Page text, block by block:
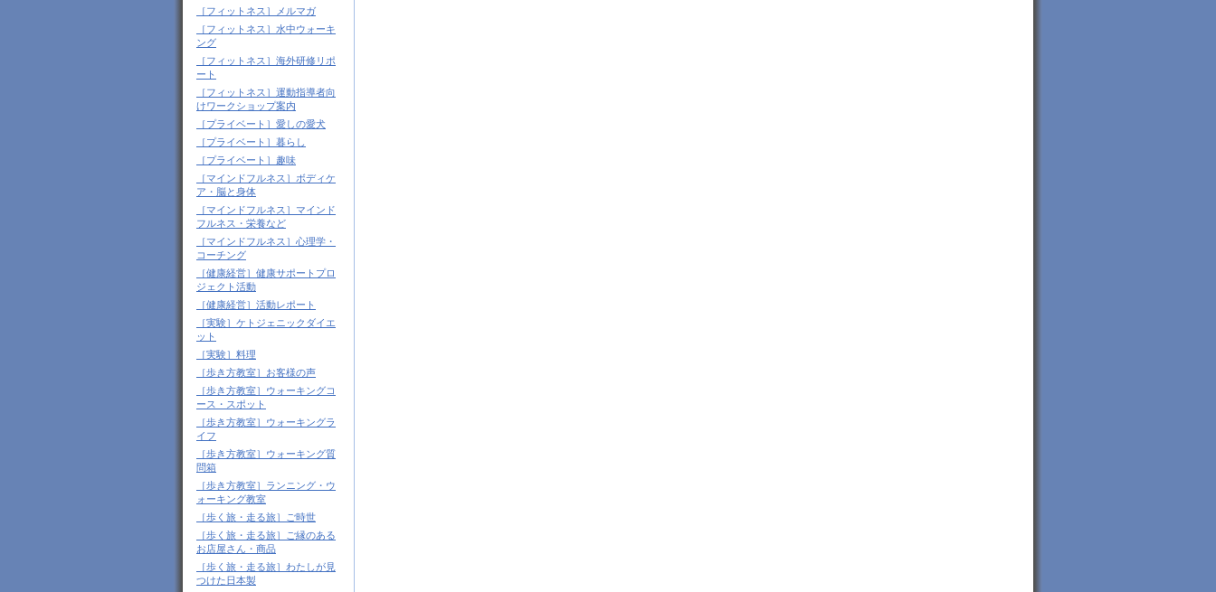
［フィットネス］メルマガ
［フィットネス］水中ウォーキ
ング
［フィットネス］海外研修リポ
ート
［フィットネス］運動指導者向
けワークショップ案内
［プライベート］愛しの愛犬
［プライベート］暮らし
［プライベート］趣味
［マインドフルネス］ボディケ
ア・脳と身体
［マインドフルネス］マインド
フルネス・栄養など
［マインドフルネス］心理学・
コーチング
［健康経営］健康サポートプロ
ジェクト活動
［健康経営］活動レポート
［実験］ケトジェニックダイエ
ット
［実験］料理
［歩き方教室］お客様の声
［歩き方教室］ウォーキングコ
ース・スポット
［歩き方教室］ウォーキングラ
イフ
［歩き方教室］ウォーキング質
問箱
［歩き方教室］ランニング・ウ
ォーキング教室
［歩く旅・走る旅］ご時世
［歩く旅・走る旅］ご縁のある
お店屋さん・商品
［歩く旅・走る旅］わたしが見
つけた日本製